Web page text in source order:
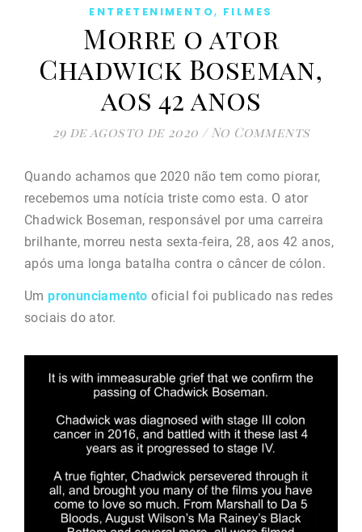
ENTRETENIMENTO, FILMES
Morre o ator
Chadwick Boseman,
aos 42 anos
29 de agosto de 2020 / No Comments
Quando achamos que 2020 não tem como piorar,
recebemos uma notícia triste como esta. O ator
Chadwick Boseman, responsável por uma carreira
brilhante, morreu nesta sexta-feira, 28, aos 42 anos,
após uma longa batalha contra o câncer de cólon.
Umpronunciamento oficial foi publicado nas redes
sociais do ator.